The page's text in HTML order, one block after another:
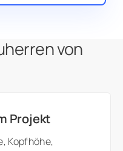
von
Projekt
Kopfhöhe,